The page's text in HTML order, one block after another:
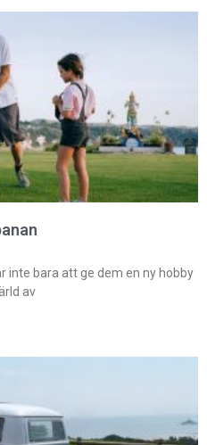
inte bara att ge dem en ny hobby
av